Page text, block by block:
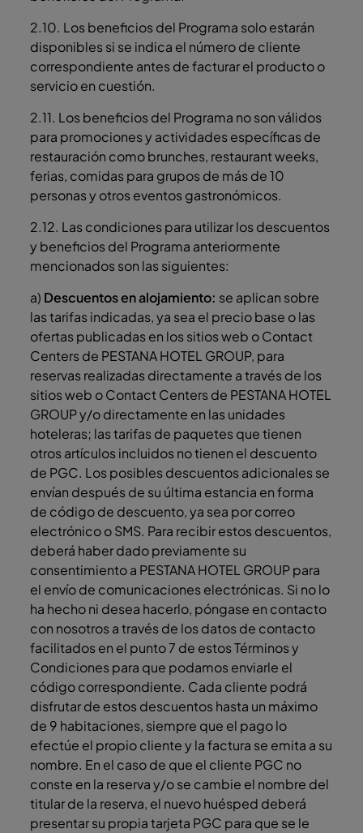
2.10. Los beneficios del Programa solo estarán
disponibles si se indica el número de cliente
correspondiente antes de facturar el producto o
servicio en cuestión.
2.11. Los beneficios del Programa no son válidos
para promociones y actividades específicas de
restauración como brunches, restaurant weeks,
ferias, comidas para grupos de más de 10
personas y otros eventos gastronómicos.
2.12. Las condiciones para utilizar los descuentos
y beneficios del Programa anteriormente
mencionados son las siguientes:
a) Descuentos en alojamiento: se aplican sobre
las tarifas indicadas, ya sea el precio base o las
ofertas publicadas en los sitios web o Contact
Centers de PESTANA HOTEL GROUP, para
reservas realizadas directamente a través de los
sitios web o Contact Centers de PESTANA HOTEL
GROUP y/o directamente en las unidades
hoteleras; las tarifas de paquetes que tienen
otros artículos incluidos no tienen el descuento
de PGC. Los posibles descuentos adicionales se
envían después de su última estancia en forma
de código de descuento, ya sea por correo
electrónico o SMS. Para recibir estos descuentos,
deberá haber dado previamente su
consentimiento a PESTANA HOTEL GROUP para
el envío de comunicaciones electrónicas. Si no lo
ha hecho ni desea hacerlo, póngase en contacto
con nosotros a través de los datos de contacto
facilitados en el punto 7 de estos Términos y
Condiciones para que podamos enviarle el
código correspondiente. Cada cliente podrá
disfrutar de estos descuentos hasta un máximo
de 9 habitaciones, siempre que el pago lo
efectúe el propio cliente y la factura se emita a su
nombre. En el caso de que el cliente PGC no
conste en la reserva y/o se cambie el nombre del
titular de la reserva, el nuevo huésped deberá
presentar su propia tarjeta PGC para que se le